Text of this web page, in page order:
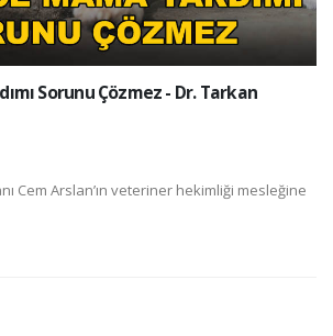
Sorunu Çözmez - Dr. Tarkan
Cem Arslan’ın veteriner hekimliği mesleğine